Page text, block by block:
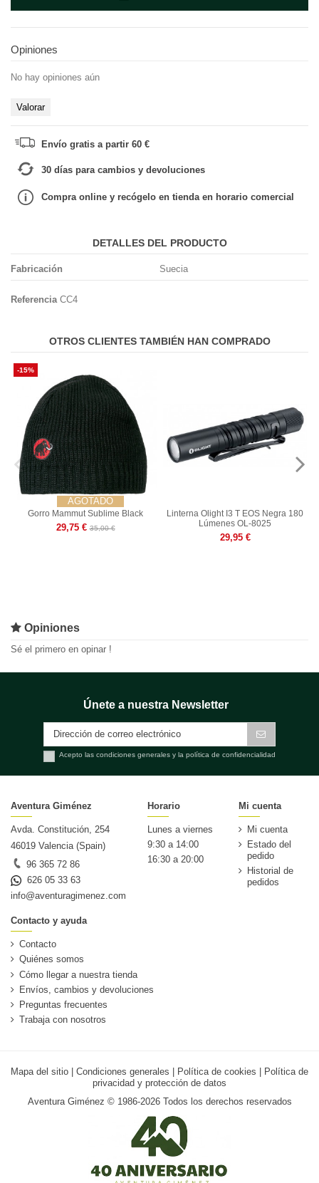
Opiniones
No hay opiniones aún
Valorar
Envío gratis a partir 60 €
30 días para cambios y devoluciones
Compra online y recógelo en tienda en horario comercial
DETALLES DEL PRODUCTO
Fabricación Suecia
Referencia CC4
OTROS CLIENTES TAMBIÉN HAN COMPRADO
AGOTADO
-15%
Gorro Mammut Sublime Black
29,75 € 35,00 €
Linterna Olight I3 T EOS Negra 180
Lúmenes OL-8025
29,95 €
Opiniones
Sé el primero en opinar !
Únete a nuestra Newsletter
Acepto las condiciones generales y la política de confidencialidad
Aventura Giménez
Avda. Constitución, 254
46019 Valencia (Spain)
96 365 72 86
626 05 33 63
info@aventuragimenez.com
Horario
Lunes a viernes
9:30 a 14:00
16:30 a 20:00
Mi cuenta
Mi cuenta
Estado del
pedido
Historial de
pedidos
Contacto y ayuda
Contacto
Quiénes somos
Cómo llegar a nuestra tienda
Envíos, cambios y devoluciones
Preguntas frecuentes
Trabaja con nosotros
Mapa del sitio | Condiciones generales | Política de cookies | Política de
privacidad y protección de datos
Aventura Giménez © 1986-2026 Todos los derechos reservados